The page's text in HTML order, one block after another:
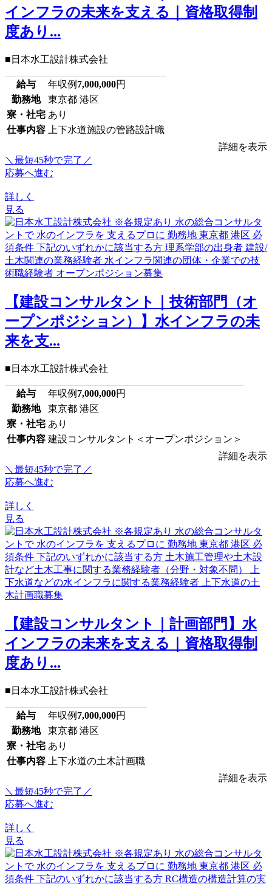
インフラの未来を支える｜資格取得制
度あり...
■日本水工設計株式会社
給与 年収例 7,000,000円
勤務地
東京都 港区
寮・社宅 あり
仕事内容
上下水道施設の管路設計職
詳細を表示
＼最短45秒で完了／
応募へ進む
詳しく
見る
【建設コンサルタント｜技術部門（オ
ープンポジション）】水インフラの未
来を支...
■日本水工設計株式会社
給与 年収例 7,000,000円
勤務地
東京都 港区
寮・社宅 あり
仕事内容 建設コンサルタント＜オープンポジション＞
詳細を表示
＼最短45秒で完了／
応募へ進む
詳しく
見る
【建設コンサルタント｜計画部門】水
インフラの未来を支える｜資格取得制
度あり...
■日本水工設計株式会社
給与 年収例 7,000,000円
勤務地
東京都 港区
寮・社宅 あり
仕事内容
上下水道の土木計画職
詳細を表示
＼最短45秒で完了／
応募へ進む
詳しく
見る